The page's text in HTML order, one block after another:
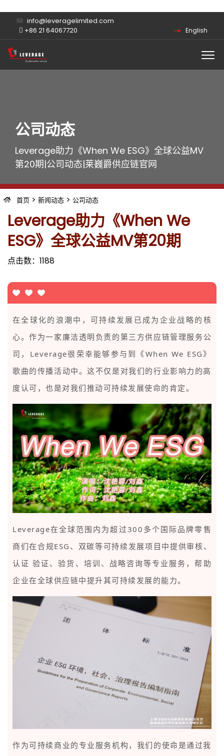
info@leveragelimited.com
+86 21 64067720
English
公司动态
Leverage助力《When We ESG》全球公益MV
第20期|公司动态|莱巍爵供应链官网
首页 > 新闻动态 > 公司动态
Leverage助力《When We
ESG》全球公益MV第20期
点击数： 1188
在全球化的浪潮中，可持续发展已成为企业战略的核
心。作为一家廉洁透明负责的第三方供应链管理服务公
司，Leverage很荣幸能够参与到《When We ESG》
歌曲的传播活动中。这不仅是对我们的行业影响力的高
度认可，也是对我们推动可持续发展使命的肯定。
Leverage在全球范围内为超过300多个国际品牌零售
商们在合规ESG、双碳等可持续发展项目中提供审核、
认证 验证、验货、培训、战略咨询等专业服务 ，帮助
企业在全球供应链中提升其可持续发展的能力。
作为可持续商业的专业服务机构，我们的使命是通过我